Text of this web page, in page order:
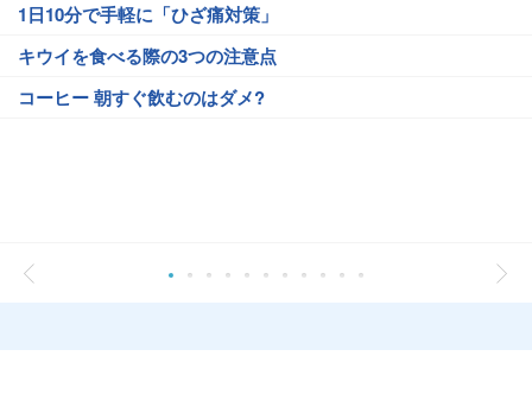
1日10分で手軽に「ひざ痛対策」
キウイを食べる際の3つの注意点
コーヒー 朝すぐ飲むのはダメ?